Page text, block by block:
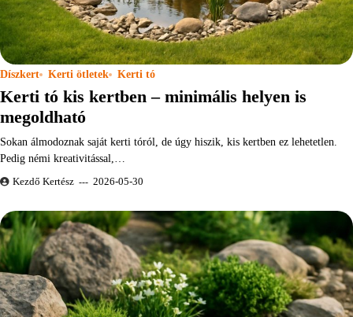
Díszkert Kerti ötletek Kerti tó
Kerti tó kis kertben – minimális helyen is
megoldható
Sokan álmodoznak saját kerti tóról, de úgy hiszik, kis kertben ez lehetetlen.
Pedig némi kreativitással,…
Kezdő Kertész 2026-05-30